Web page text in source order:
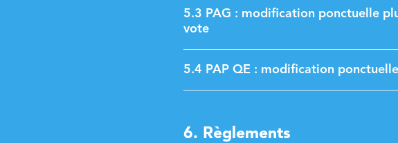
5.3 PAG : modification ponctuelle
vote
5.4 PAP QE : modification
6. Règlements